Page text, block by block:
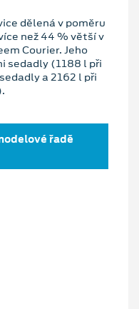
dělená v poměru
než 44 % větší v
Courier. Jeho
sedadly (1188 l při
a 2162 l při
řadě